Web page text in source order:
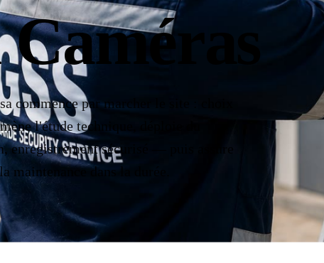
commence par marcher le site : choix
l'étude technique, déploie du
sécurisé — puis assure
dans la durée.